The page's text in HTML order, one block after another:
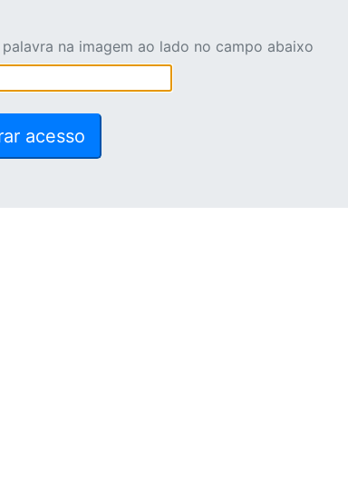
na imagem ao lado no campo abaixo